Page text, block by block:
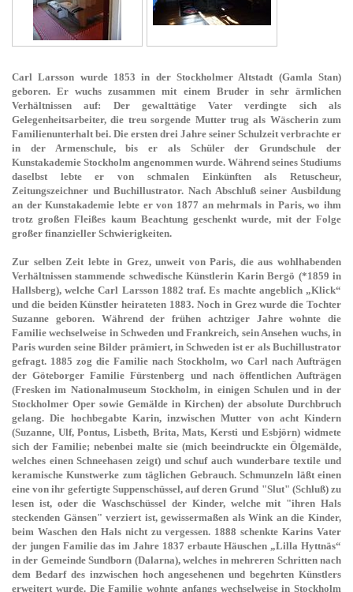
Carl Larsson wurde 1853 in der Stockholmer Altstadt (Gamla Stan)
geboren. Er wuchs zusammen mit einem Bruder in sehr ärmlichen
Verhältnissen auf: Der gewalttätige Vater verdingte sich als
Gelegenheitsarbeiter, die treu sorgende Mutter trug als Wäscherin zum
Familienunterhalt bei. Die ersten drei Jahre seiner Schulzeit verbrachte er
in der Armenschule, bis er als Schüler der Grundschule der
Kunstakademie Stockholm angenommen wurde. Während seines Studiums
daselbst lebte er von schmalen Einkünften als Retuscheur,
Zeitungszeichner und Buchillustrator. Nach Abschluß seiner Ausbildung
an der Kunstakademie lebte er von 1877 an mehrmals in Paris, wo ihm
trotz großen Fleißes kaum Beachtung geschenkt wurde, mit der Folge
großer finanzieller Schwierigkeiten.
Zur selben Zeit lebte in Grez, unweit von Paris, die aus wohlhabenden
Verhältnissen stammende schwedische Künstlerin Karin Bergö (*1859 in
Hallsberg), welche Carl Larsson 1882 traf. Es machte angeblich „Klick“
und die beiden Künstler heirateten 1883. Noch in Grez wurde die Tochter
Suzanne geboren. Während der frühen achtziger Jahre wohnte die
Familie wechselweise in Schweden und Frankreich, sein Ansehen wuchs, in
Paris wurden seine Bilder prämiert, in Schweden ist er als Buchillustrator
gefragt. 1885 zog die Familie nach Stockholm, wo Carl nach Aufträgen
der Göteborger Familie Fürstenberg und nach öffentlichen Aufträgen
(Fresken im Nationalmuseum Stockholm, in einigen Schulen und in der
Stockholmer Oper sowie Gemälde in Kirchen) der absolute Durchbruch
gelang. Die hochbegabte Karin, inzwischen Mutter von acht Kindern
(Suzanne, Ulf, Pontus, Lisbeth, Brita, Mats, Kersti und Esbjörn) widmete
sich der Familie; nebenbei malte sie (mich beeindruckte ein Ölgemälde,
welches einen Schneehasen zeigt) und schuf auch wunderbare textile und
keramische Kunstwerke zum täglichen Gebrauch. Schmunzeln läßt einen
eine von ihr gefertigte Suppenschüssel, auf deren Grund "Slut" (Schluß) zu
lesen ist, oder die Waschschüssel der Kinder, welche mit "ihren Hals
steckenden Gänsen" verziert ist, gewissermaßen als Wink an die Kinder,
beim Waschen den Hals nicht zu vergessen. 1888 schenkte Karins Vater
der jungen Familie das im Jahre 1837 erbaute Häuschen „Lilla Hyttnäs“
in der Gemeinde Sundborn (Dalarna), welches in mehreren Schritten nach
dem Bedarf des inzwischen hoch angesehenen und begehrten Künstlers
erweitert wurde. Die Familie wohnte anfangs wechselweise in Stockholm